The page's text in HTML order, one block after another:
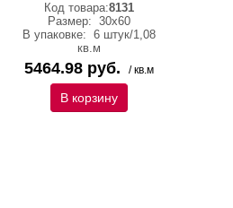
Код товара:8131
Размер: 30х60
В упаковке: 6 штук/1,08
кв.м
5464.98 руб. / кв.м
В корзину